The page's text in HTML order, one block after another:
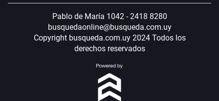
Pablo de María 1042 - 2418 8280
busquedaonline@busqueda.com.uy
Copyright busqueda.com.uy 2024 Todos los
derechos reservados